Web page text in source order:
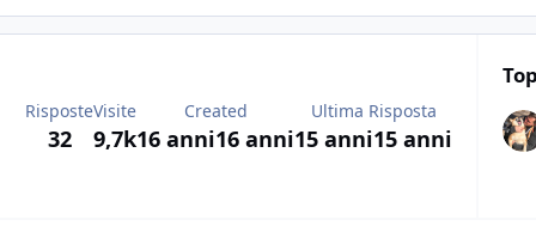
Risposte
32
Visite
9,7k
Created
16 anni16 anni
Ultima Risposta
15 anni15 anni